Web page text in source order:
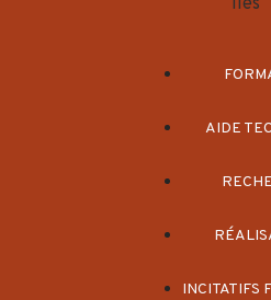
AIDE
INCITATIFS